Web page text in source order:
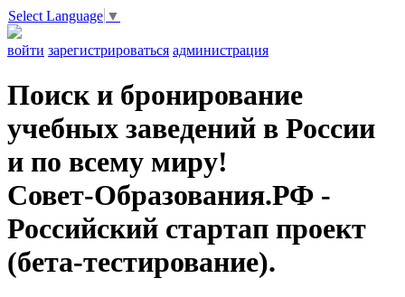
Select Language ▼
войти зарегистрироваться администрация
Поиск и бронирование
учебных заведений в России
и по всему миру!
Совет-Образования.РФ -
Российский стартап проект
(бета-тестирование).